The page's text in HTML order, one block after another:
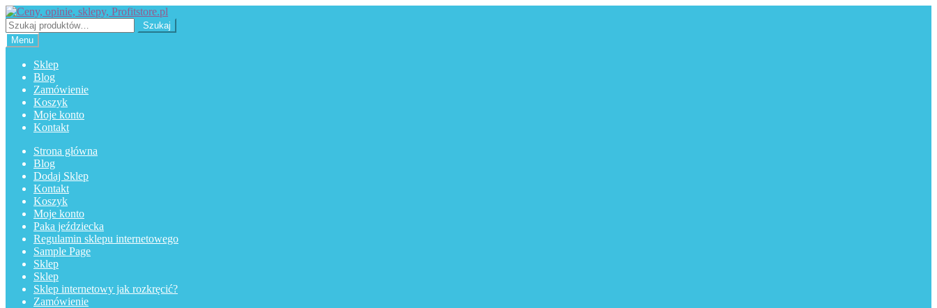
Przejdź
do
nawigacji
Przejdź
do
treści
Szukaj:
Szukaj
Menu
Sklep
Blog
Zamówienie
Koszyk
Moje konto
Kontakt
Strona główna
Blog
Dodaj Sklep
Kontakt
Koszyk
Moje konto
Paka jeździecka
Regulamin sklepu internetowego
Sample Page
Sklep
Sklep
Sklep internetowy jak rozkręcić?
Zamówienie